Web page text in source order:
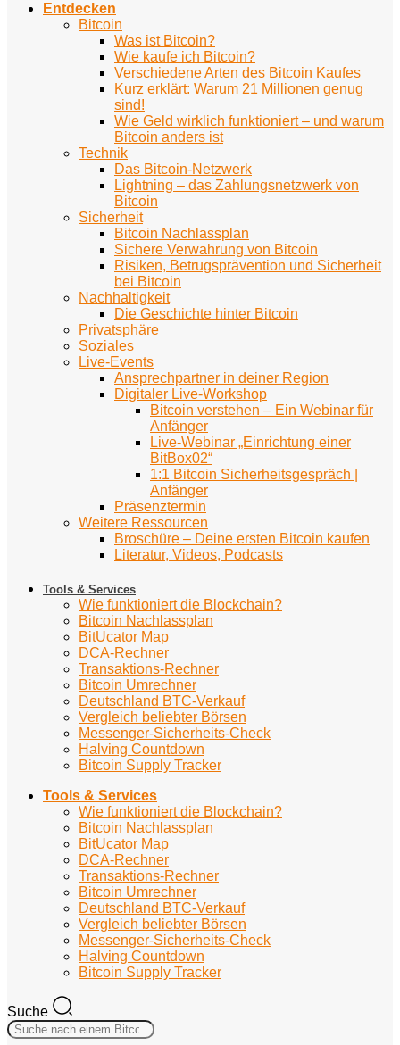
Entdecken
Bitcoin
Was ist Bitcoin?
Wie kaufe ich Bitcoin?
Verschiedene Arten des Bitcoin Kaufes
Kurz erklärt: Warum 21 Millionen genug
sind!
Wie Geld wirklich funktioniert – und warum
Bitcoin anders ist
Technik
Das Bitcoin-Netzwerk
Lightning – das Zahlungsnetzwerk von
Bitcoin
Sicherheit
Bitcoin Nachlassplan
Sichere Verwahrung von Bitcoin
Risiken, Betrugsprävention und Sicherheit
bei Bitcoin
Nachhaltigkeit
Die Geschichte hinter Bitcoin
Privatsphäre
Soziales
Live-Events
Ansprechpartner in deiner Region
Digitaler Live-Workshop
Bitcoin verstehen – Ein Webinar für
Anfänger
Live-Webinar „Einrichtung einer
BitBox02“
1:1 Bitcoin Sicherheitsgespräch |
Anfänger
Präsenztermin
Weitere Ressourcen
Broschüre – Deine ersten Bitcoin kaufen
Literatur, Videos, Podcasts
Tools & Services
Wie funktioniert die Blockchain?
Bitcoin Nachlassplan
BitUcator Map
DCA-Rechner
Transaktions-Rechner
Bitcoin Umrechner
Deutschland BTC-Verkauf
Vergleich beliebter Börsen
Messenger-Sicherheits-Check
Halving Countdown
Bitcoin Supply Tracker
Tools & Services
Wie funktioniert die Blockchain?
Bitcoin Nachlassplan
BitUcator Map
DCA-Rechner
Transaktions-Rechner
Bitcoin Umrechner
Deutschland BTC-Verkauf
Vergleich beliebter Börsen
Messenger-Sicherheits-Check
Halving Countdown
Bitcoin Supply Tracker
Suche